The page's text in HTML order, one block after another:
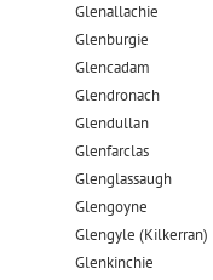
Glenallachie
Glenburgie
Glencadam
Glendronach
Glendullan
Glenfarclas
Glenglassaugh
Glengoyne
Glengyle (Kilkerran)
Glenkinchie